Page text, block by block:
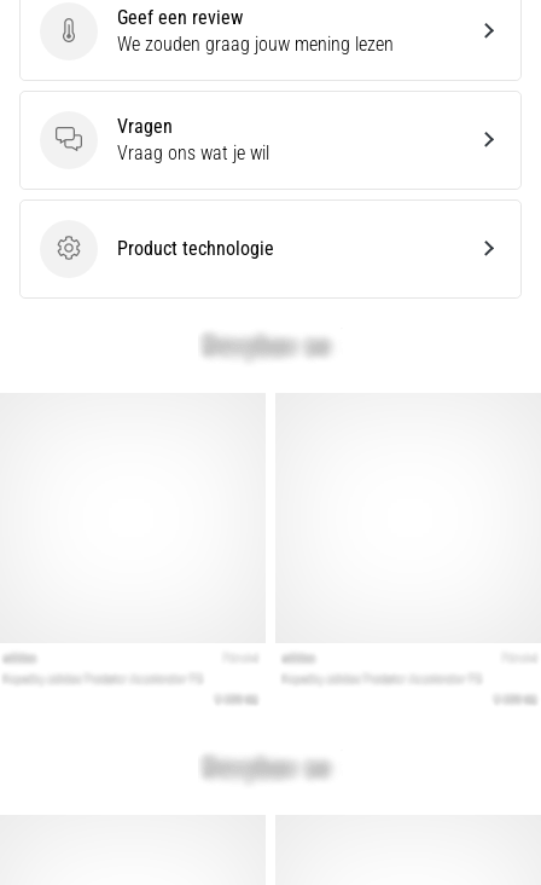
artikelen
Geef een review
Geef een review
We zouden graag jouw mening lezen
Vragen
Vragen
Vraag ons wat je wil
Product technologie
Product technologie